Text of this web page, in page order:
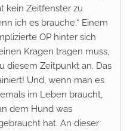
kein Zeitfenster zu
ich es brauche.“ Einem
OP hinter sich
Kragen tragen muss,
diesem Zeitpunkt an. Das
Und, wenn man es
im Leben braucht,
dem Hund was
hat. An dieser